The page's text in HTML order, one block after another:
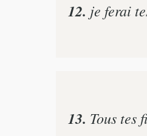
12. je ferai
13. Tous tes